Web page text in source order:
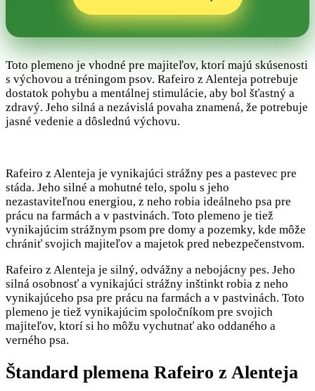
Toto plemeno je vhodné pre majiteľov, ktorí majú skúsenosti
s výchovou a tréningom psov. Rafeiro z Alenteja potrebuje
dostatok pohybu a mentálnej stimulácie, aby bol šťastný a
zdravý. Jeho silná a nezávislá povaha znamená, že potrebuje
jasné vedenie a dôslednú výchovu.
Rafeiro z Alenteja je vynikajúci strážny pes a pastevec pre
stáda. Jeho silné a mohutné telo, spolu s jeho
nezastaviteľnou energiou, z neho robia ideálneho psa pre
prácu na farmách a v pastvinách. Toto plemeno je tiež
vynikajúcim strážnym psom pre domy a pozemky, kde môže
chrániť svojich majiteľov a majetok pred nebezpečenstvom.
Rafeiro z Alenteja je silný, odvážny a nebojácny pes. Jeho
silná osobnosť a vynikajúci strážny inštinkt robia z neho
vynikajúceho psa pre prácu na farmách a v pastvinách. Toto
plemeno je tiež vynikajúcim spoločníkom pre svojich
majiteľov, ktorí si ho môžu vychutnať ako oddaného a
verného psa.
Štandard plemena Rafeiro z Alenteja